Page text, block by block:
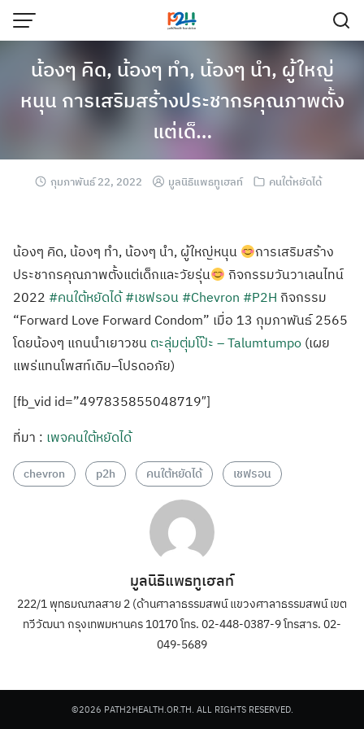
น้องๆ คิด, น้องๆ ทำ, น้องๆ นำ, ผู้ใหญ่
หนุน การเสริมสร้างประชากรคุณภาพตั้ง
แต่เด็…
กุมภาพันธ์ 22, 2022 มูลนิธิแพธทูเฮลท์ คนใต้หยัดได้
น้องๆ คิด, น้องๆ ทำ, น้องๆ นำ, ผู้ใหญ่หนุน
การเสริมสร้าง
ประชากรคุณภาพตั้งแต่เด็กและวัยรุ่น
กิจกรรมวันวาเลนไทน์
2022 #คนใต้หยัดได้ #เชฟรอน #Chevron #P2H กิจกรรม
“Forward Love Forward Condom” เมื่อ 13 กุมภาพันธ์ 2565
โดยน้องๆ แกนนำเยาวชน ตะลุ่มตุ่มโป๊ะ – Talumtumpo (เผย
แพร่แทนโพสท์เดิม–โปรดอภัย)
[fb_vid id=”497835855048719″]
ที่มา : เพจคนใต้หยัดได้
chevron p2h คนใต้หยัดได้ เชฟรอน
มูลนิธิแพธทูเฮลท์
222/1 พุทธมณฑลสาย 2 (ด้านศาลาธรรมสพน์ แขวงศาลาธรรมสพน์ เขต
ทวีวัฒนา กรุงเทพมหานคร 10170 โทร. 02-448-0387-9 โทรสาร. 02-
049-5689
©2026 PATH2HEALTH.OR.TH. ALL RIGHTS RESERVED.